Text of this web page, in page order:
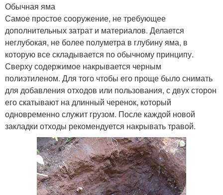
Обычная яма
Самое простое сооружение, не требующее
дополнительных затрат и материалов. Делается
неглубокая, не более полуметра в глубину яма, в
которую все складывается по обычному принципу.
Сверху содержимое накрывается черным
полиэтиленом. Для того чтобы его проще было снимать
для добавления отходов или пользования, с двух сторон
его скатывают на длинный черенок, который
одновременно служит грузом. После каждой новой
закладки отходы рекомендуется накрывать травой.